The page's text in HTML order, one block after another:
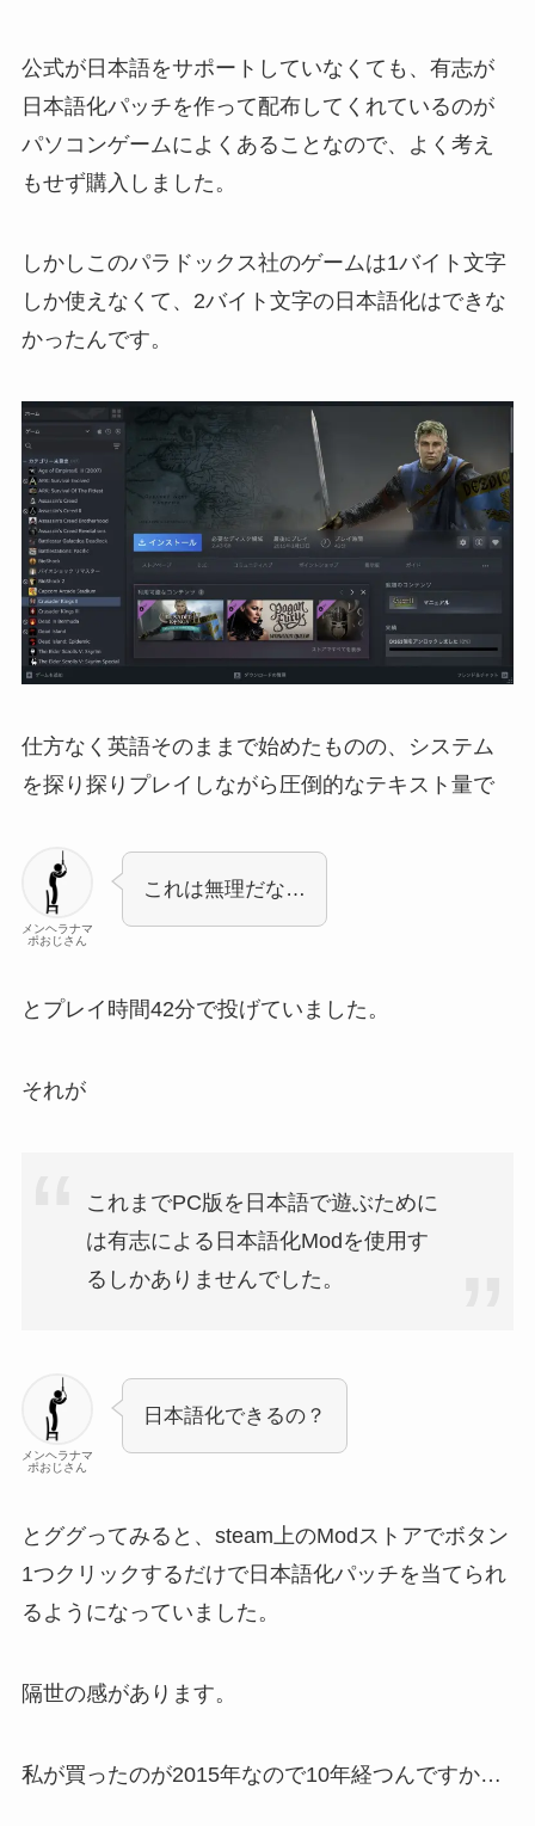
公式が日本語をサポートしていなくても、有志が
日本語化パッチを作って配布してくれているのが
パソコンゲームによくあることなので、よく考え
もせず購入しました。
しかしこのパラドックス社のゲームは1バイト文字
しか使えなくて、2バイト文字の日本語化はできな
かったんです。
仕方なく英語そのままで始めたものの、システム
を探り探りプレイしながら圧倒的なテキスト量で
メンヘラナマ
ポおじさん
これは無理だな…
とプレイ時間42分で投げていました。
それが
これまでPC版を日本語で遊ぶために
は有志による日本語化Modを使用す
るしかありませんでした。
メンヘラナマ
ポおじさん
日本語化できるの？
とググってみると、steam上のModストアでボタン
1つクリックするだけで日本語化パッチを当てられ
るようになっていました。
隔世の感があります。
私が買ったのが2015年なので10年経つんですか…